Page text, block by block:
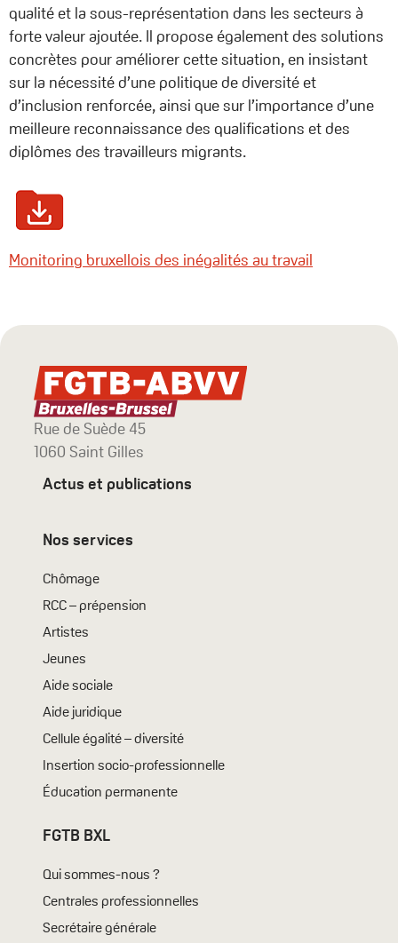
qualité et la sous-représentation dans les secteurs à
forte valeur ajoutée. Il propose également des solutions
concrètes pour améliorer cette situation, en insistant
sur la nécessité d’une politique de diversité et
d’inclusion renforcée, ainsi que sur l’importance d’une
meilleure reconnaissance des qualifications et des
diplômes des travailleurs migrants.
Monitoring bruxellois des inégalités au travail
Rue de Suède 45
1060 Saint Gilles
Actus et publications
Nos services
Chômage
RCC – prépension
Artistes
Jeunes
Aide sociale
Aide juridique
Cellule égalité – diversité
Insertion socio-professionnelle
Éducation permanente
FGTB BXL
Qui sommes-nous ?
Centrales professionnelles
Secrétaire générale